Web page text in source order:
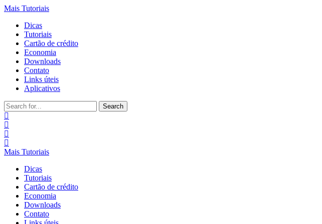
Mais Tutoriais
Dicas
Tutoriais
Cartão de crédito
Economia
Downloads
Contato
Links úteis
Aplicativos
Search
for:
Mais Tutoriais
Dicas
Tutoriais
Cartão de crédito
Economia
Downloads
Contato